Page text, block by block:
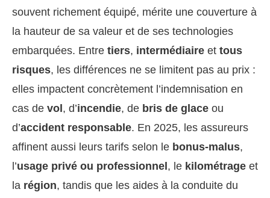
souvent richement équipé, mérite une couverture à
la hauteur de sa valeur et de ses technologies
embarquées. Entre tiers, intermédiaire et tous
risques, les différences ne se limitent pas au prix :
elles impactent concrètement l’indemnisation en
cas de vol , d’incendie, de bris de glace ou
d’accident responsable. En 2025, les assureurs
affinent aussi leurs tarifs selon le bonus-malus,
l’usage privé ou professionnel , le kilométrage et
la région, tandis que les aides à la conduite du